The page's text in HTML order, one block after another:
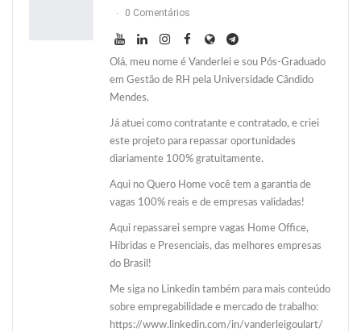
0 Comentários
Olá, meu nome é Vanderlei e sou Pós-Graduado
em Gestão de RH pela Universidade Cândido
Mendes.
Já atuei como contratante e contratado, e criei
este projeto para repassar oportunidades
diariamente 100% gratuitamente.
Aqui no Quero Home você tem a garantia de
vagas 100% reais e de empresas validadas!
Aqui repassarei sempre vagas Home Office,
Híbridas e Presenciais, das melhores empresas
do Brasil!
Me siga no Linkedin também para mais conteúdo
sobre empregabilidade e mercado de trabalho:
https://www.linkedin.com/in/vanderleigoulart/